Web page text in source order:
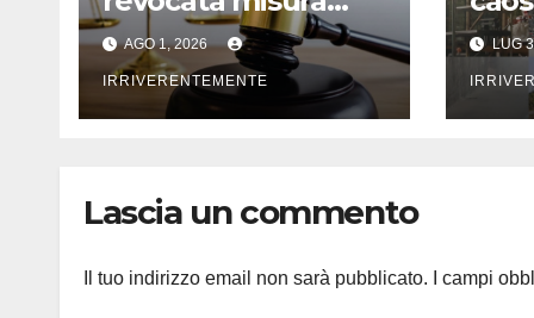
cautelare a sindaco.
Lo fa Gip dopo
interrogatorio
(difesa affidata ad
AGO 1, 2026
IRRIVERENTEMENTE
LUG
Lascia un commento
Il tuo indirizzo email non sarà pubblicato. I campi